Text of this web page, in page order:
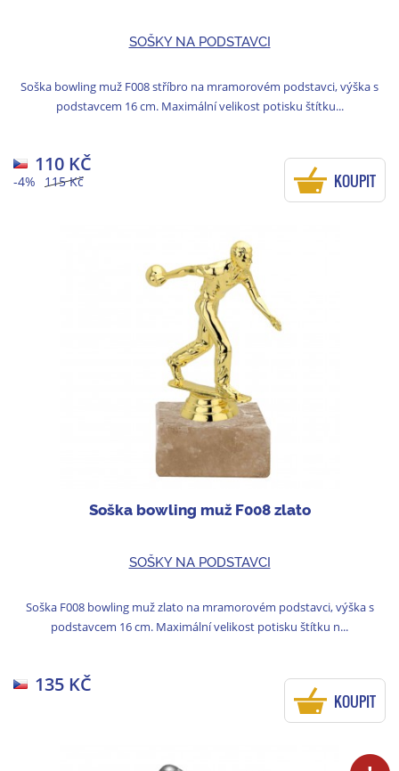
SOŠKY NA PODSTAVCI
Soška bowling muž F008 stříbro na mramorovém podstavci, výška s
podstavcem 16 cm. Maximální velikost potisku štítku...
115 Kč
-4%
110 KČ
KOUPIT
Soška bowling muž F008 zlato
SOŠKY NA PODSTAVCI
Soška F008 bowling muž zlato na mramorovém podstavci, výška s
podstavcem 16 cm. Maximální velikost potisku štítku n...
135 KČ
KOUPIT